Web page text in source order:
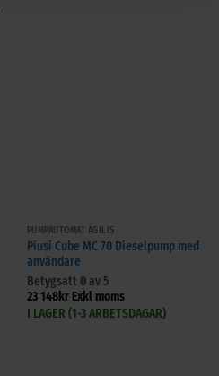
PUMPAUTOMAT AGILIS
Piusi Cube MC 70 Dieselpump med
användare
Betygsatt 0av 5
23 148krExkl moms
I LAGER (1-3 ARBETSDAGAR)